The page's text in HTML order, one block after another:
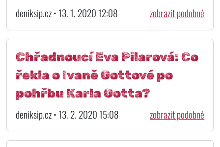
deniksip.cz • 13. 1. 2020 12:08 zobrazit podobné
Chřadnoucí Eva Pilarová: Co
řekla o Ivaně Gottové po
pohřbu Karla Gotta?
deniksip.cz • 13. 2. 2020 15:08 zobrazit podobné